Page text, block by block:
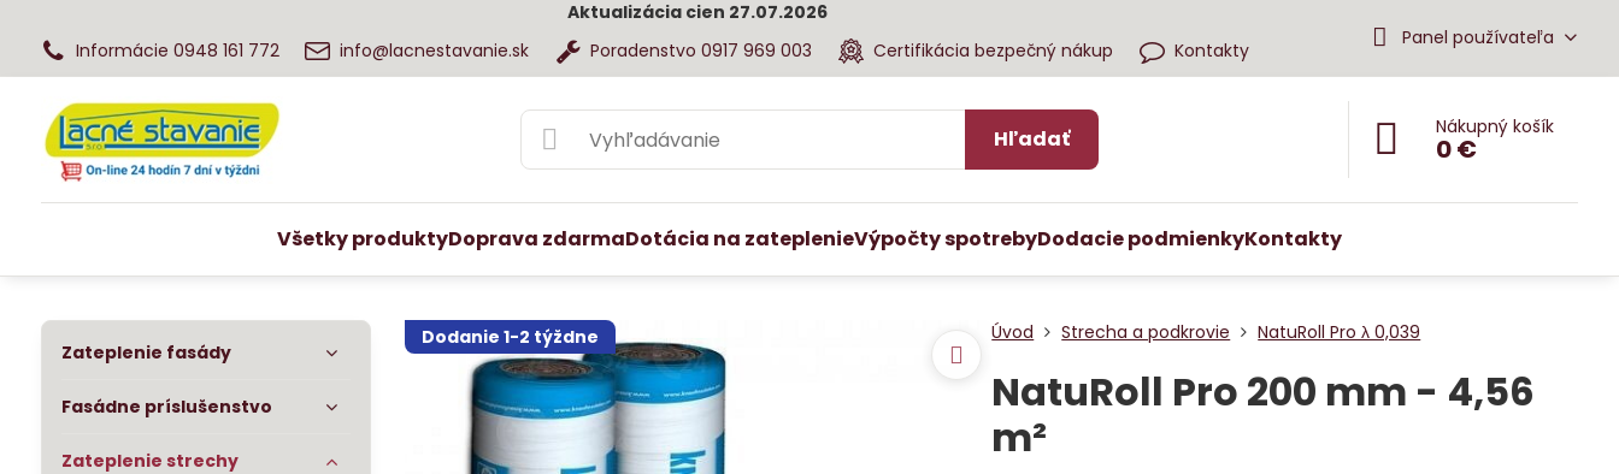
Aktualizácia cien 27.07.2026
Informácie 0948 161 772
info@lacnestavanie.sk Poradenstvo 0917 969 003 Certifikácia bezpečný nákup Kontakty
Panel používateľa
Hľadať Nákupný košík
0 €
Všetky produktyDoprava zdarmaDotácia na zateplenieVýpočty spotrebyDodacie podmienkyKontakty
Dodanie 1-2 týždne Úvod Strecha a podkrovie NatuRoll Pro λ 0,039
NatuRoll Pro 200 mm - 4,56
m²
Zateplenie fasády
Fasádne príslušenstvo
Zateplenie strechy